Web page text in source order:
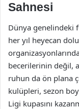
Sahnesi
Dünya genelindeki
her yıl heyecan
becerilerinin değil,
ruhun da ön plana
kulüpleri, sezon
Ligi kupasını